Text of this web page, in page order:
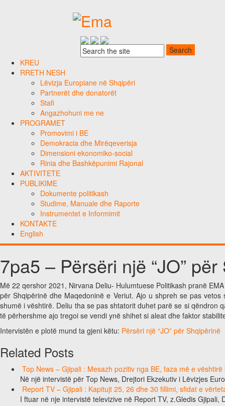
KREU
RRETH NESH
Lëvizja Europiane në Shqipëri
Partnerët dhe donatorët
Stafi
Angazhohuni me ne
PROGRAMET
Promovimi i BE
Demokracia dhe Mirëqeverisja
Dimensioni ekonomiko-social
Rinia dhe Bashkëpunimi Rajonal
AKTIVITETE
PUBLIKIME
Dokumente politikash
Studime, Manuale dhe Raporte
Instrumentet e Informimit
KONTAKTE
English
7pa5 – Përsëri një “JO”
Më 22 qershor 2021, Nirvana Deliu- Hulumtuese Politikash pranë
për Shqipërinë dhe Maqedoninë e Veriut. Ajo u shpreh se pas
shumë i vështirë. Deliu tha se pas shtatorit duhet parë se si qëndron
të përhershme ajo tregoi se vendi ynë shihet si aleat dhe faktor
Intervistën e plotë mund ta gjeni këtu: Përsëri një “JO” për Shqipërinë
Related Posts
Top News – Gjipali : Mesazh pozitiv nga BE, faza më e
Në një intervistë për Top News, Drejtori Ekzekutiv i Lëvizjes
Report TV – Gjipali : Kapitujt 25, 26 dhe 30 fillimi, sfidat e
I ftuar në nje intervistë televizive në Report TV, z.Gledis Gjipali,